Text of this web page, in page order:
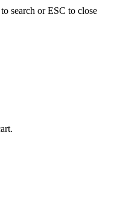
search or ESC to close